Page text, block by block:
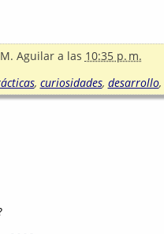
M. Aguilar a las 10:35 p. m.
, curiosidades, desarrollo,